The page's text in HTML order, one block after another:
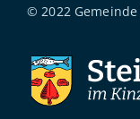
© 2022